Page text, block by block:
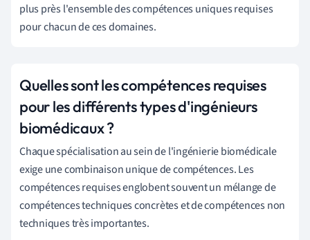
plus près l'ensemble des compétences uniques requises
pour chacun de ces domaines.
Quelles sont les compétences requises
pour les différents types d'ingénieurs
biomédicaux ?
Chaque spécialisation au sein de l'ingénierie biomédicale
exige une combinaison unique de compétences. Les
compétences requises englobent souvent un mélange de
compétences techniques concrètes et de compétences non
techniques très importantes.